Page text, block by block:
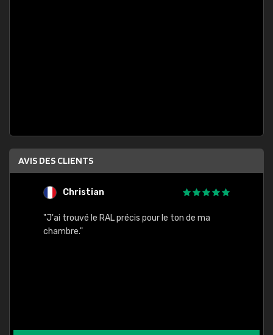
AVIS DES CLIENTS
Christian
"J'ai trouvé le RAL précis pour le ton de ma
chambre."